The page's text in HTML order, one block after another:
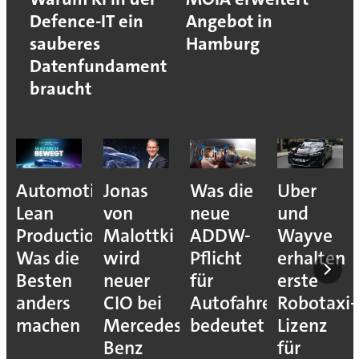
Defence-IT ein
sauberes
Datenfundament
braucht
Angebot in
Hamburg
Automotive
Lean
Production:
Was die
Besten
anders
machen
Jonas
von
Malottki
wird
neuer
CIO bei
Mercedes-
Benz
Was die
neue
ADDW-
Pflicht
für
Autofahrer
bedeutet
Uber
und
Wayve
erhalten
erste
Robotaxi-
Lizenz
für